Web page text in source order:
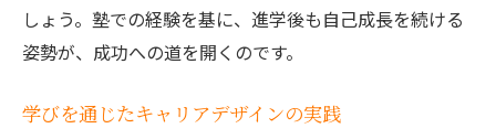
しょう。塾での経験を基に、進学後も自己成長を続ける
姿勢が、成功への道を開くのです。
学びを通じたキャリアデザインの実践